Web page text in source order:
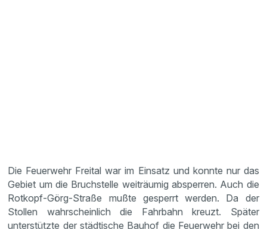
Die Feuerwehr Freital war im Einsatz und konnte nur das
Gebiet um die Bruchstelle weiträumig absperren. Auch die
Rotkopf-Görg-Straße mußte gesperrt werden. Da der
Stollen wahrscheinlich die Fahrbahn kreuzt. Später
unterstützte der städtische Bauhof die Feuerwehr bei den